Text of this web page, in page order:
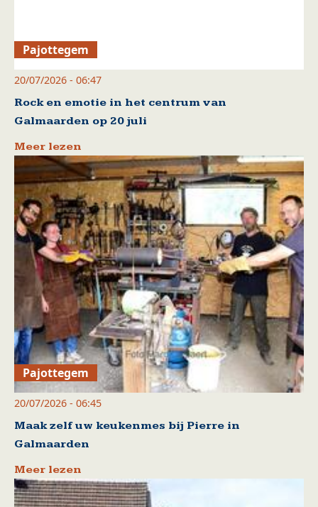
Pajottegem
20/07/2026 - 06:47
Rock en emotie in het centrum van
Galmaarden op 20 juli
Meer lezen
Pajottegem
20/07/2026 - 06:45
Maak zelf uw keukenmes bij Pierre in
Galmaarden
Meer lezen